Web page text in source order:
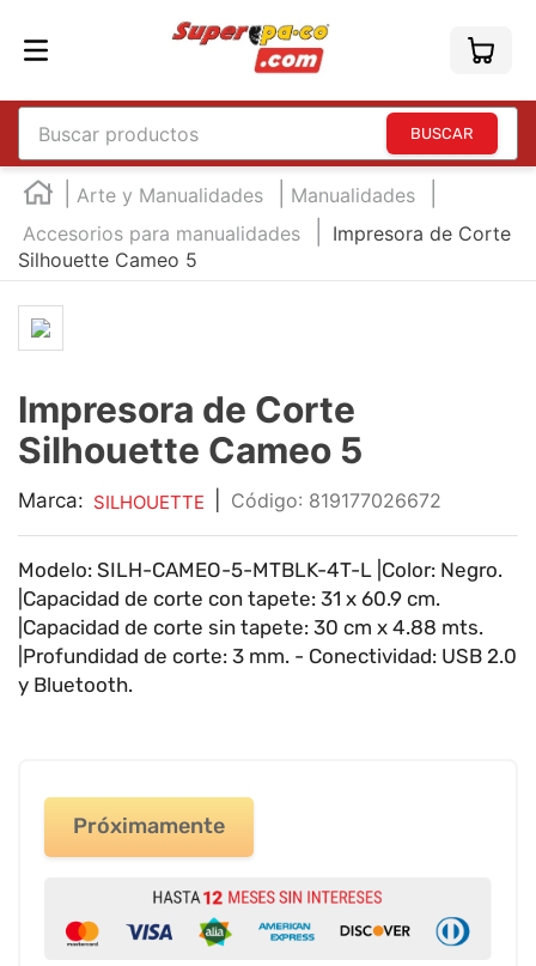
Buscar productos
Arte y Manualidades
Manualidades
Accesorios para manualidades
Impresora de Corte
Silhouette Cameo 5
Impresora de Corte
Silhouette Cameo 5
Marca: SILHOUETTE : 819177026672
Modelo: SILH-CAMEO-5-MTBLK-4T-L |Color: Negro.
|Capacidad de corte con tapete: 31 x 60.9 cm.
|Capacidad de corte sin tapete: 30 cm x 4.88 mts.
|Profundidad de corte: 3 mm. - Conectividad: USB 2.0
y Bluetooth.
Próximamente
TÉRMINOS MÁS BUSCADOS
england
2.
marcador e300
3.
4.
6
audifonos
8.
teclado
10. calculadora